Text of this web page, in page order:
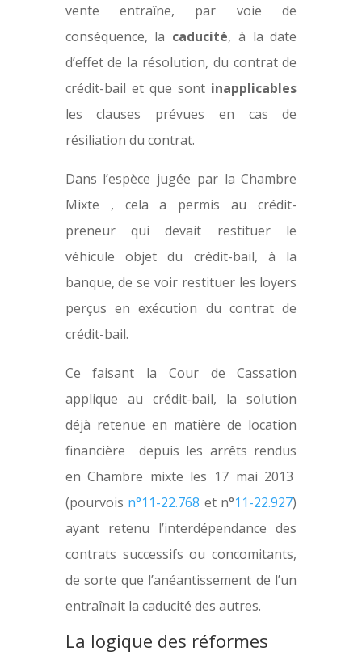
vente entraîne, par voie de
conséquence, la caducité, à la date
d’effet de la résolution, du contrat de
crédit-bail et que sont inapplicables
les clauses prévues en cas de
résiliation du contrat.
Dans l’espèce jugée par la Chambre
Mixte , cela a permis au crédit-
preneur qui devait restituer le
véhicule objet du crédit-bail, à la
banque, de se voir restituer les loyers
perçus en exécution du contrat de
crédit-bail.
Ce faisant la Cour de Cassation
applique au crédit-bail, la solution
déjà retenue en matière de location
financière depuis les arrêts rendus
en Chambre mixte les 17 mai 2013
(pourvois n°11-22.768 et n°11-22.927)
ayant retenu l’interdépendance des
contrats successifs ou concomitants,
de sorte que l’anéantissement de l’un
entraînait la caducité des autres.
La logique des réformes